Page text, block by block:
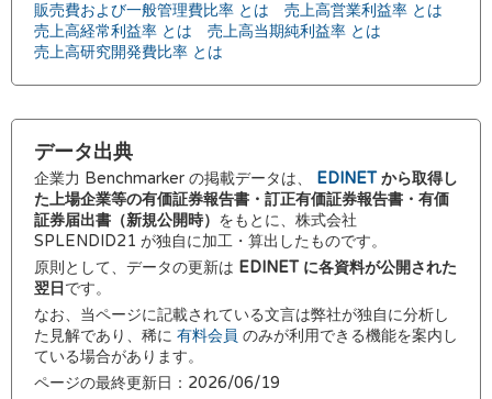
販売費および一般管理費比率 とは
売上高営業利益率 とは
売上高経常利益率 とは
売上高当期純利益率 とは
売上高研究開発費比率 とは
データ出典
企業力 Benchmarker の掲載データは、 EDINETから取得し
た上場企業等の有価証券報告書・訂正有価証券報告書・有価
証券届出書（新規公開時） をもとに、株式会社
SPLENDID21 が独自に加工・算出したものです。
原則として、データの更新は EDINET に各資料が公開された
翌日 です。
なお、当ページに記載されている文言は弊社が独自に分析し
た見解であり、稀に 有料会員 のみが利用できる機能を案内し
ている場合があります。
ページの最終更新日：2026/06/19